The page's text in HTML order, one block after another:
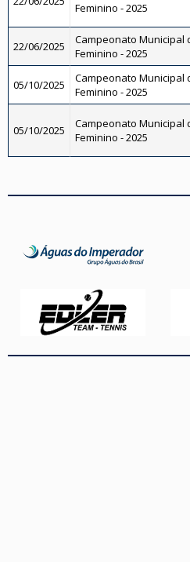
Feminino - 2025
22/06/2025
Campeonato Municipal
Feminino - 2025
05/10/2025
Campeonato Municipal
Feminino - 2025
05/10/2025
Campeonato Municipal
Feminino - 2025